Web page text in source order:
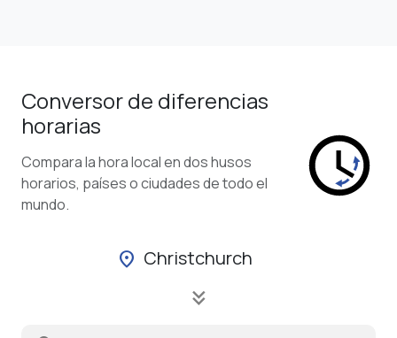
Conversor de diferencias
horarias
Compara la hora local en dos husos
horarios, países o ciudades de todo el
mundo.
location_on Christchurch
keyboard_double_arrow_down